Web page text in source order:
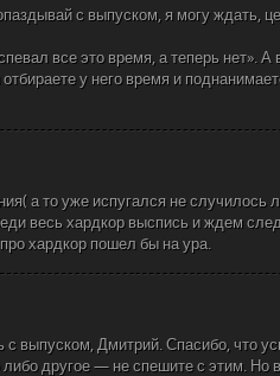
с выпуском, я могу ждать,
все это время, а теперь нет». А
у него время и
а то уже испугался не случилось
весь хардкор выспись и ждем
хардкор пошел бы на ура.
с выпуском, Дмитрий. Спасибо, что
либо другое — не спешите с этим.